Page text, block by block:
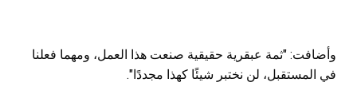
وأضافت: "ثمة عبقرية حقيقية صنعت هذا العمل، ومهما فعلنا
في المستقبل، لن نختبر شيئًا كهذا مجددًا".